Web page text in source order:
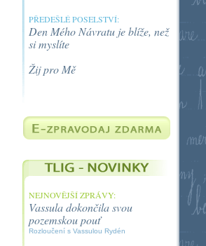
PŘEDEŠLÉ POSELSTVÍ:
Den Mého Návratu je blíže, než
si myslíte
Žij pro Mě
NEJNOVĚJŠÍ ZPRÁVY:
Vassula dokončila svou
pozemskou pouť
Rozloučení s Vassulou Rydén